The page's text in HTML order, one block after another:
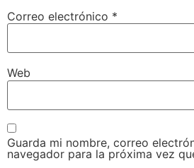
Correo electrónico *
Web
Guarda mi nombre, correo
navegador para la próxima vez